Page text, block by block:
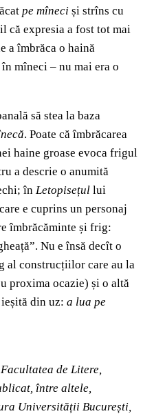
pe mîneci și strîns cu
că expresia a fost tot mai
a îmbrăca o haină
mîneci – nu mai era o
să stea la baza
. Poate că îmbrăcarea
haine groase evoca frigul
a descrie o anumită
în Letopisețul lui
e cuprins un personaj
îmbrăcăminte și frig:
Nu e însă decît o
al construcțiilor care au la
proxima ocazie) și o altă
din uz: a lua pe
de Litere,
între altele,
Universității București,